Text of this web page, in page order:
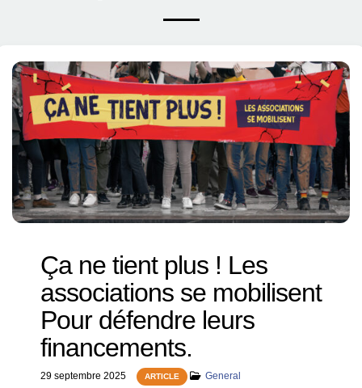
Ça ne tient plus ! Les
associations se mobilisent
Pour défendre leurs
financements.
29 septembre 2025 ARTICLE General